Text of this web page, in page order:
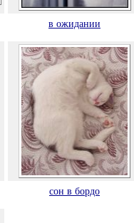
в ожидании
сон в бордо